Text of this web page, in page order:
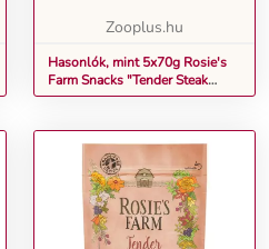
Zooplus.hu
Hasonlók, mint 5x70g Rosie's
Farm Snacks "Tender Steak
Bites" marha kutyasnack